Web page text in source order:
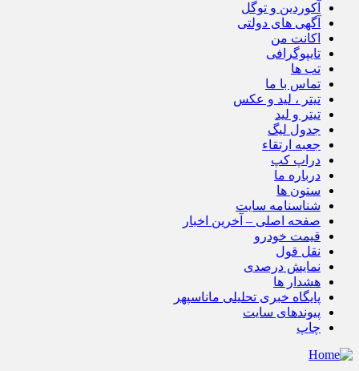
آکوردین و توگل
آگهی های دولتی
اکانت من
تایپوگرافی
تب ها
تماس با ما
تیتر ، لید و عکس
تیتر و لید
جدول لیگ
جعبه ارتقاء
دراپ کپ
درباره ما
ستون ها
شناسنامه سایت
صفحه اصلی – آخرین اخبار
قیمت خودرو
نقل قول
نمایش درصدی
هشدار ها
پایگاه خبری تحلیلی ماناسپهر
پیوندهای سایت
چاپ